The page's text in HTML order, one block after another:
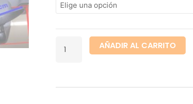
B9
y
desde
AÑADIR AL CARRITO